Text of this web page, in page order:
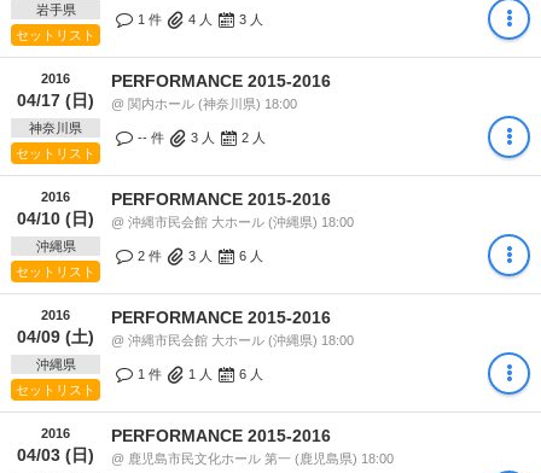
岩手県
セットリスト
1 件 4 人 3 人
2016
04/17 (日)
神奈川県
セットリスト
PERFORMANCE 2015-2016
@ 関内ホール (神奈川県) 18:00
-- 件 3 人 2 人
2016
04/10 (日)
沖縄県
セットリスト
PERFORMANCE 2015-2016
@ 沖縄市民会館 大ホール (沖縄県) 18:00
2 件 3 人 6 人
2016
04/09 (土)
沖縄県
セットリスト
PERFORMANCE 2015-2016
@ 沖縄市民会館 大ホール (沖縄県) 18:00
1 件 1 人 6 人
2016
04/03 (日)
PERFORMANCE 2015-2016
@ 鹿児島市民文化ホール 第一 (鹿児島県) 18:00